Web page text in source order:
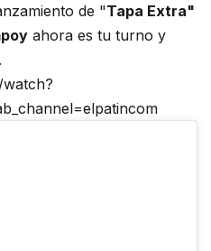
de "Tapa Extra"
ahora es tu turno y